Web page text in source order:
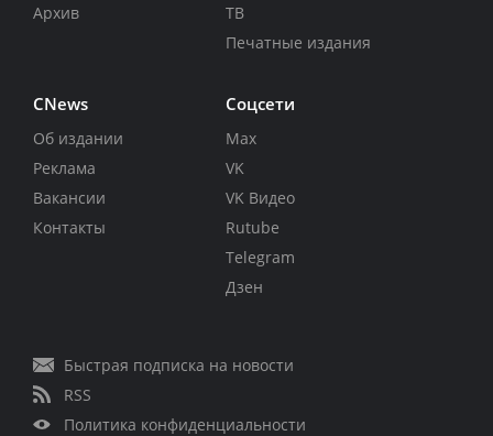
Архив
ТВ
Печатные издания
CNews
Об издании
Реклама
Вакансии
Контакты
Соцсети
Max
VK
VK Видео
Rutube
Telegram
Дзен
Быстрая подписка на новости
RSS
Политика конфиденциальности